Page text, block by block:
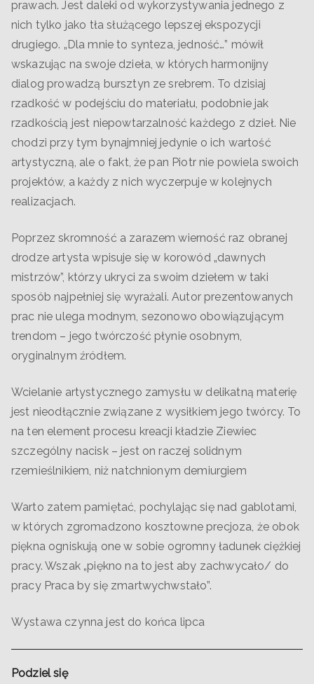
prawach. Jest daleki od wykorzystywania jednego z
nich tylko jako tła służącego lepszej ekspozycji
drugiego. „Dla mnie to synteza, jedność…” mówił
wskazując na swoje dzieła, w których harmonijny
dialog prowadzą bursztyn ze srebrem. To dzisiaj
rzadkość w podejściu do materiału, podobnie jak
rzadkością jest niepowtarzalność każdego z dzieł. Nie
chodzi przy tym bynajmniej jedynie o ich wartość
artystyczną, ale o fakt, że pan Piotr nie powiela swoich
projektów, a każdy z nich wyczerpuje w kolejnych
realizacjach.
Poprzez skromność a zarazem wierność raz obranej
drodze artysta wpisuje się w korowód „dawnych
mistrzów”, którzy ukryci za swoim dziełem w taki
sposób najpełniej się wyrażali. Autor prezentowanych
prac nie ulega modnym, sezonowo obowiązującym
trendom – jego twórczość płynie osobnym,
oryginalnym źródłem.
Wcielanie artystycznego zamysłu w delikatną materię
jest nieodłącznie związane z wysiłkiem jego twórcy. To
na ten element procesu kreacji kładzie Ziewiec
szczególny nacisk – jest on raczej solidnym
rzemieślnikiem, niż natchnionym demiurgiem
Warto zatem pamiętać, pochylając się nad gablotami,
w których zgromadzono kosztowne precjoza, że obok
piękna ogniskują one w sobie ogromny ładunek ciężkiej
pracy. Wszak „piękno na to jest aby zachwycało/ do
pracy Praca by się zmartwychwstało”.
Wystawa czynna jest do końca lipca
Podziel się